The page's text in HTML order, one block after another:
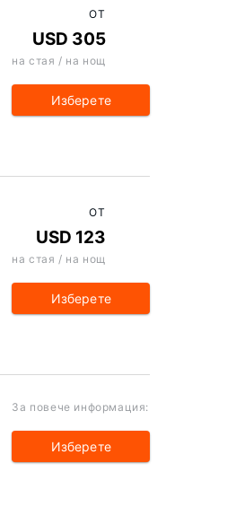
ОТ
USD 305
на стая / на нощ
Изберете
ОТ
USD 123
на стая / на нощ
Изберете
За повече информация:
Изберете